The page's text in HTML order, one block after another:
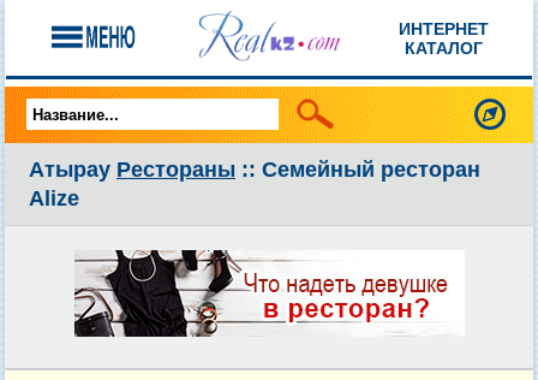
ИНТЕРНЕТ
КАТАЛОГ
Атырау Рестораны :: Семейный ресторан
Alize